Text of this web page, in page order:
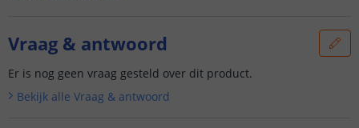
Vraag & antwoord
Er is nog geen vraag gesteld over dit product.
Bekijk alle Vraag & antwoord